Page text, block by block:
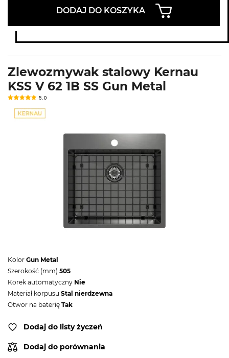
DODAJ DO KOSZYKA
Zlewozmywak stalowy Kernau
KSS V 62 1B SS Gun Metal
5.0
Kolor Gun Metal
Szerokość (mm) 505
Korek automatyczny Nie
Materiał korpusu Stal nierdzewna
Otwor na baterię Tak
Dodaj do listy życzeń
Dodaj do porównania